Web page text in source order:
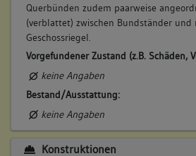
Querbünden zudem paarweise
(verblattet) zwischen Bundständer und
Geschossriegel.
Vorgefundener Zustand (z.B. Schäden,
keine Angaben
Bestand/Ausstattung:
keine Angaben
Konstruktionen